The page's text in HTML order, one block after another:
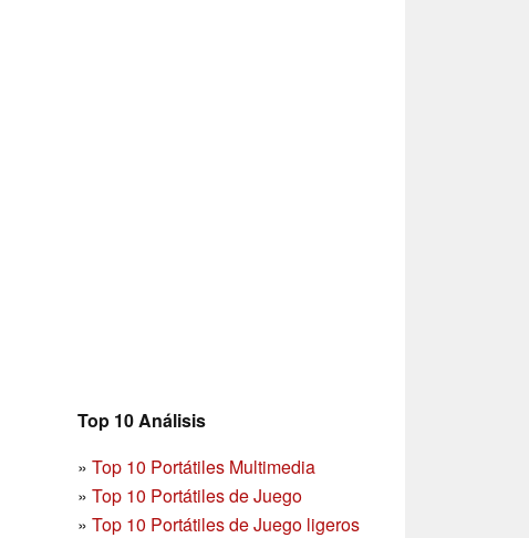
Top 10 Análisis
» Top 10 Portátiles Multimedia
» Top 10 Portátiles de Juego
» Top 10 Portátiles de Juego ligeros